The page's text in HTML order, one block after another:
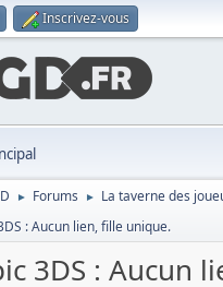
Inscrivez-vous
► Forums ► La taverne des
: Aucun lien, fille unique.
3DS : Aucun